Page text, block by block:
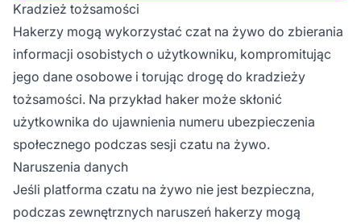
Kradzież tożsamości
Hakerzy mogą wykorzystać czat na żywo do zbierania
informacji osobistych o użytkowniku, kompromitując
jego dane osobowe i torując drogę do kradzieży
tożsamości. Na przykład haker może skłonić
użytkownika do ujawnienia numeru ubezpieczenia
społecznego podczas sesji czatu na żywo.
Naruszenia danych
Jeśli platforma czatu na żywo nie jest bezpieczna,
podczas zewnętrznych naruszeń hakerzy mogą